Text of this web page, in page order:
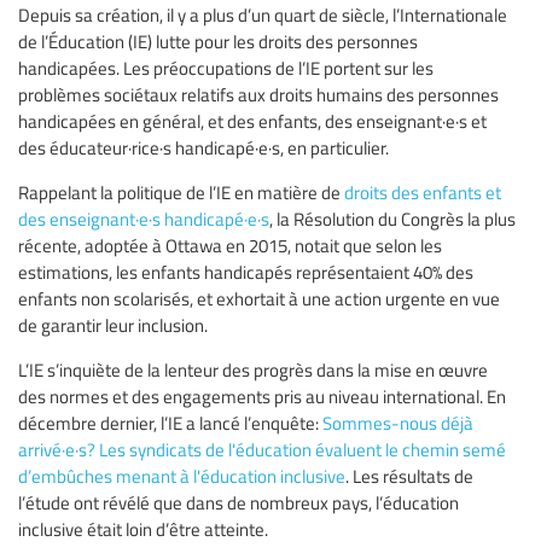
Depuis sa création, il y a plus d’un quart de siècle, l’Internationale
de l’Éducation (IE) lutte pour les droits des personnes
handicapées. Les préoccupations de l’IE portent sur les
problèmes sociétaux relatifs aux droits humains des personnes
handicapées en général, et des enfants, des enseignant·e·s et
des éducateur·rice·s handicapé·e·s, en particulier.
Rappelant la politique de l’IE en matière de droits des enfants et
des enseignant·e·s handicapé·e·s, la Résolution du Congrès la plus
récente, adoptée à Ottawa en 2015, notait que selon les
estimations, les enfants handicapés représentaient 40% des
enfants non scolarisés, et exhortait à une action urgente en vue
de garantir leur inclusion.
L’IE s’inquiète de la lenteur des progrès dans la mise en œuvre
des normes et des engagements pris au niveau international. En
décembre dernier, l’IE a lancé l’enquête:Sommes-nous déjà
arrivé·e·s? Les syndicats de l'éducation évaluent le chemin semé
d’embûches menant à l'éducation inclusive. Les résultats de
l’étude ont révélé que dans de nombreux pays, l’éducation
inclusive était loin d’être atteinte.